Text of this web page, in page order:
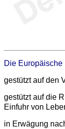
Die Europäische
gestützt auf den
gestützt auf die
Einfuhr von
in Erwägung